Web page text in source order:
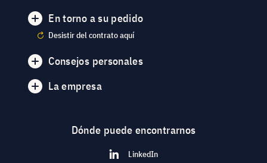
En torno a su pedido
Desistir del contrato aquí
Consejos personales
La empresa
Dónde puede encontrarnos
LinkedIn